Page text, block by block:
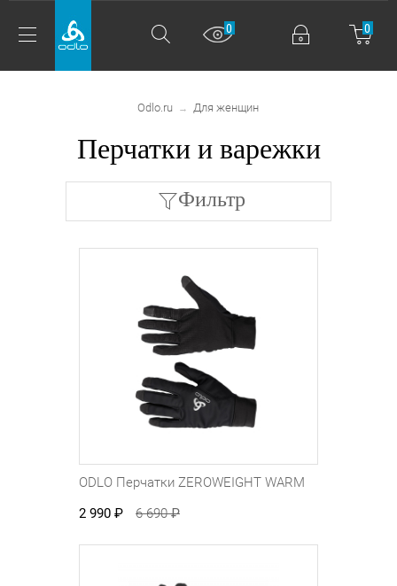
0
0
Odlo.ru → Для женщин
Перчатки и варежки
Фильтр
ODLO Перчатки ZEROWEIGHT WARM
2 990 ₽ 6 690₽